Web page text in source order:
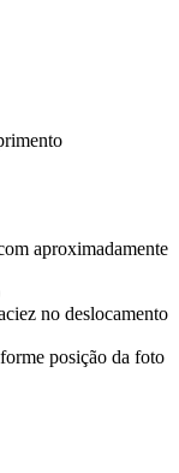
aproximadamente
no deslocamento
posição da foto